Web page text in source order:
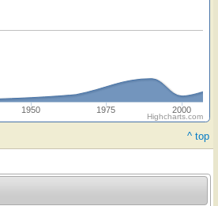
1950 1975 2000
Highcharts.com
^ top